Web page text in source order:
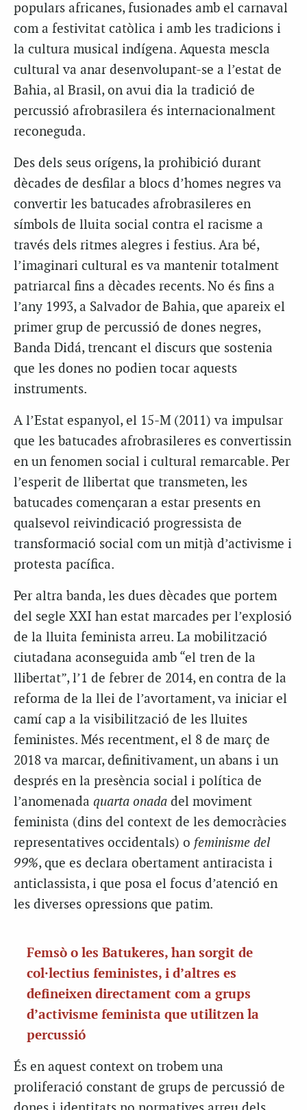
populars africanes, fusionades amb el carnaval
com a festivitat catòlica i amb les tradicions i
la cultura musical indígena. Aquesta mescla
cultural va anar desenvolupant-se a l’estat de
Bahia, al Brasil, on avui dia la tradició de
percussió afrobrasilera és internacionalment
reconeguda.
Des dels seus orígens, la prohibició durant
dècades de desfilar a blocs d’homes negres va
convertir les batucades afrobrasileres en
símbols de lluita social contra el racisme a
través dels ritmes alegres i festius. Ara bé,
l’imaginari cultural es va mantenir totalment
patriarcal fins a dècades recents. No és fins a
l’any 1993, a Salvador de Bahia, que apareix el
primer grup de percussió de dones negres,
Banda Didá, trencant el discurs que sostenia
que les dones no podien tocar aquests
instruments.
A l’Estat espanyol, el 15-M (2011) va impulsar
que les batucades afrobrasileres es convertissin
en un fenomen social i cultural remarcable. Per
l’esperit de llibertat que transmeten, les
batucades començaran a estar presents en
qualsevol reivindicació progressista de
transformació social com un mitjà d’activisme i
protesta pacífica.
Per altra banda, les dues dècades que portem
del segle XXI han estat marcades per l’explosió
de la lluita feminista arreu. La mobilització
ciutadana aconseguida amb “el tren de la
llibertat”, l’1 de febrer de 2014, en contra de la
reforma de la llei de l’avortament, va iniciar el
camí cap a la visibilització de les lluites
feministes. Més recentment, el 8 de març de
2018 va marcar, definitivament, un abans i un
després en la presència social i política de
l’anomenada quarta onada del moviment
feminista (dins del context de les democràcies
representatives occidentals) o feminisme del
99%, que es declara obertament antiracista i
anticlassista, i que posa el focus d’atenció en
les diverses opressions que patim.
Femsò o les Batukeres, han sorgit de
col·lectius feministes, i d’altres es
defineixen directament com a grups
d’activisme feminista que utilitzen la
percussió
És en aquest context on trobem una
proliferació constant de grups de percussió de